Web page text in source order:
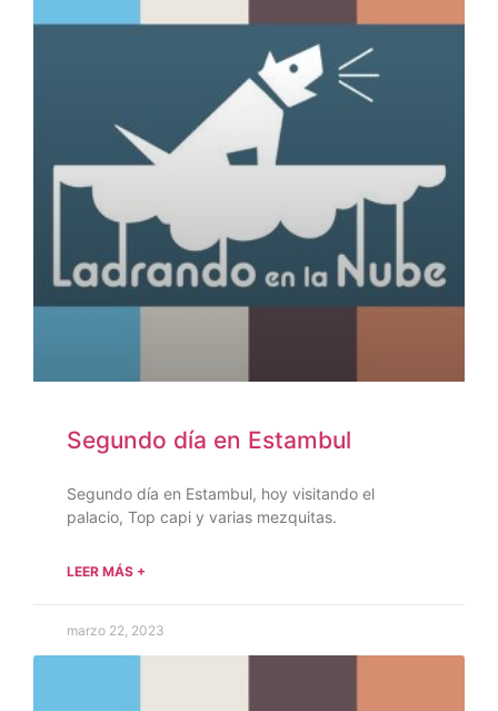
Segundo día en Estambul
Segundo día en Estambul, hoy visitando el
palacio, Top capi y varias mezquitas.
LEER MÁS +
marzo 22, 2023